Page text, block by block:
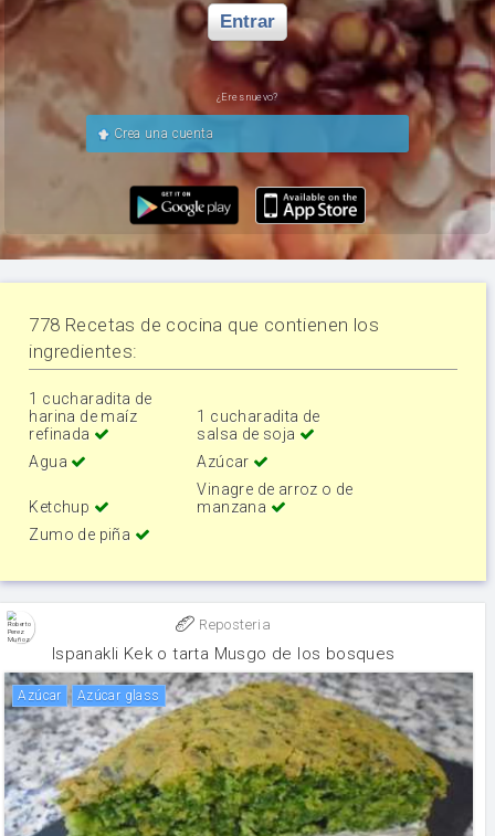
Entrar
¿Eres nuevo?
Crea una cuenta
778 Recetas de cocina que contienen los
ingredientes:
1 cucharadita de
harina de maíz
refinada
1 cucharadita de
salsa de soja
Agua
Azúcar
Ketchup
Vinagre de arroz o de
manzana
Zumo de piña
Reposteria
Ispanakli Kek o tarta Musgo de los bosques
Azúcar Azúcar glass